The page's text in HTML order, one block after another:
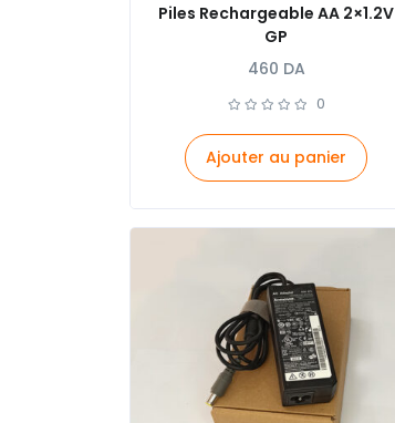
Piles Rechargeable AA 2×1.2V
GP
460 DA
0
Ajouter au panier